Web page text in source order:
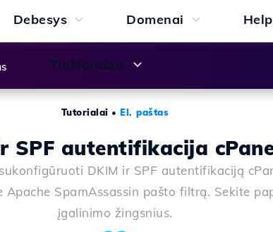
Debesys Domenai Help
Tinklaraštis
Tutorialai •El. paštas
SPF autentifikacija
DKIM ir SPF autentifikaciją
Apache SpamAssassin pašto filtrą. Sekite
įgalinimo žingsnius.